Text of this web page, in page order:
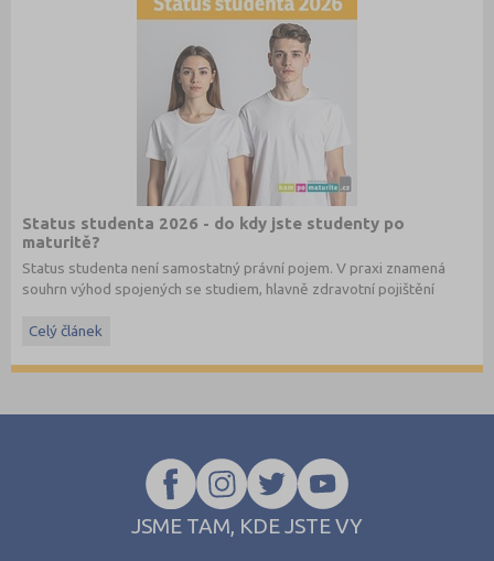
Status studenta 2026 - do kdy jste studenty po
maturitě?
Status studenta není samostatný právní pojem. V praxi znamená
souhrn výhod spojených se studiem, hlavně zdravotní pojištění
Celý článek
JSME TAM, KDE JSTE VY